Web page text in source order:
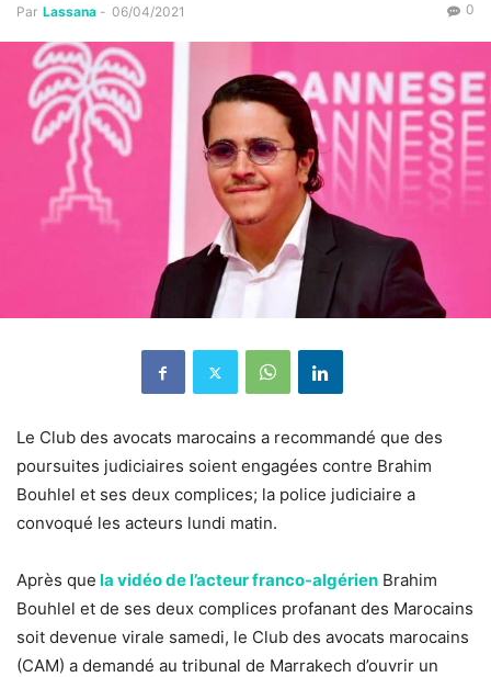
Par Lassana - 06/04/2021 0
Le Club des avocats marocains a recommandé que des
poursuites judiciaires soient engagées contre Brahim
Bouhlel et ses deux complices; la police judiciaire a
convoqué les acteurs lundi matin.
Après que la vidéo de l’acteur franco-algérien Brahim
Bouhlel et de ses deux complices profanant des Marocains
soit devenue virale samedi, le Club des avocats marocains
(CAM) a demandé au tribunal de Marrakech d’ouvrir un